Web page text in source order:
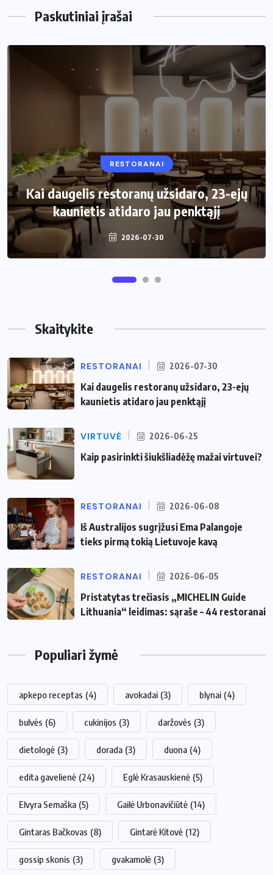
Paskutiniai įrašai
RESTORANAI
Kai daugelis restoranų užsidaro, 23-ejų
kaunietis atidaro jau penktąjį
2026-07-30
VIRTUVĖ
Kaip pasirinkti šiukšliadėžę mažai
virtuvei?
2026-06-25
Skaitykite
RESTORANAI 2026-07-30
Kai daugelis restoranų užsidaro, 23-ejų
kaunietis atidaro jau penktąjį
VIRTUVĖ 2026-06-25
Kaip pasirinkti šiukšliadėžę mažai virtuvei?
RESTORANAI 2026-06-08
Iš Australijos sugrįžusi Ema Palangoje
tieks pirmą tokią Lietuvoje kavą
RESTORANAI 2026-06-05
Pristatytas trečiasis „MICHELIN Guide
Lithuania“ leidimas: sąraše – 44 restoranai
Populiari žymė
apkepo receptas (4) avokadai (3) blynai (4)
bulvės (6) cukinijos (3) daržovės (3)
dietologė (3) dorada (3) duona (4)
edita gavelienė (24) Eglė Krasauskienė (5)
Elvyra Semaška (5) Gailė Urbonavičiūtė (14)
Gintaras Bačkovas (8) Gintarė Kitovė (12)
gossip skonis (3) gvakamolė (3)